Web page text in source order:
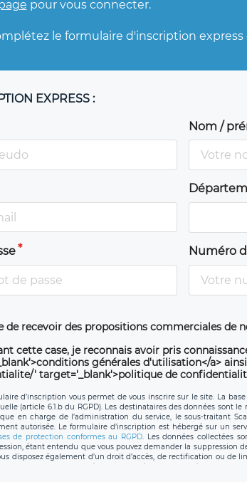
pour vous connecter.
le formulaire d'inscription
EXPRESS :
Nom /
Numéro
de recevoir des propositions commerciales de
cette case, je reconnais avoir pris
générales d'utilisation</a>
' target='_blank'>politique de
d’inscription vous permet de vous inscrire sur le site. La
(article 6.1.b du RGPD). Les destinataires des données sont
en charge de l’administration du service, le sous-traitant
autorisée. Le formulaire d’inscription est hébergé sur un
de protection conformes au RGPD. Les données collectées
étant entendu que vous pouvez demander la suppression
disposez également d’un droit d’accès, de rectification ou de
ainsi que d’un droit à la portabilité de vos données. Vous
de LÉGAVOX qui exerce au siège social de